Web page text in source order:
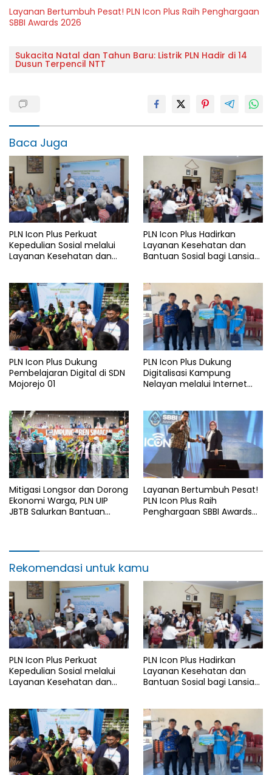
Layanan Bertumbuh Pesat! PLN Icon Plus Raih Penghargaan
SBBI Awards 2026
Sukacita Natal dan Tahun Baru: Listrik PLN Hadir di 14
Dusun Terpencil NTT
Baca Juga
PLN Icon Plus Perkuat
Kepedulian Sosial melalui
Layanan Kesehatan dan
PLN Icon Plus Hadirkan
Layanan Kesehatan dan
Bantuan Sosial bagi Lansia
PLN Icon Plus Dukung
Pembelajaran Digital di SDN
Mojorejo 01
PLN Icon Plus Dukung
Digitalisasi Kampung
Nelayan melalui Internet
Mitigasi Longsor dan Dorong
Ekonomi Warga, PLN UIP
JBTB Salurkan Bantuan
Layanan Bertumbuh Pesat!
PLN Icon Plus Raih
Penghargaan SBBI Awards
Rekomendasi untuk kamu
PLN Icon Plus Perkuat
Kepedulian Sosial melalui
Layanan Kesehatan dan
PLN Icon Plus Hadirkan
Layanan Kesehatan dan
Bantuan Sosial bagi Lansia